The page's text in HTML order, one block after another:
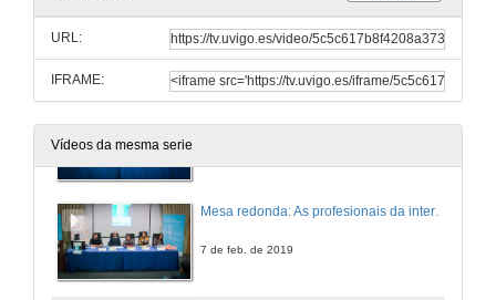
URL:
IFRAME:
Vídeos da mesma serie
7 de feb. de 2019
Mesa redonda: As profesionais da interpretación
7 de feb. de 2019